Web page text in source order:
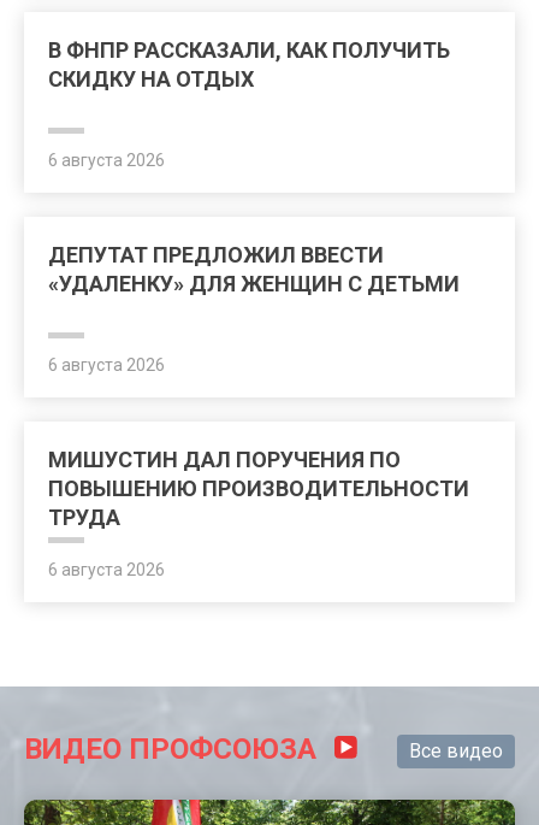
В ФНПР РАССКАЗАЛИ, КАК ПОЛУЧИТЬ
СКИДКУ НА ОТДЫХ
6 августа 2026
ДЕПУТАТ ПРЕДЛОЖИЛ ВВЕСТИ
«УДАЛЕНКУ» ДЛЯ ЖЕНЩИН С ДЕТЬМИ
6 августа 2026
МИШУСТИН ДАЛ ПОРУЧЕНИЯ ПО
ПОВЫШЕНИЮ ПРОИЗВОДИТЕЛЬНОСТИ
ТРУДА
6 августа 2026
ВИДЕО ПРОФСОЮЗА Все видео